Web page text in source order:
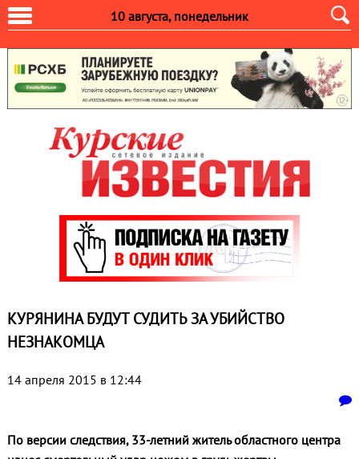
10 августа, понедельник
КУРЯНИНА БУДУТ СУДИТЬ ЗА УБИЙСТВО
НЕЗНАКОМЦА
14 апреля 2015 в 12:44
По версии следствия, 33-летний житель областного центра